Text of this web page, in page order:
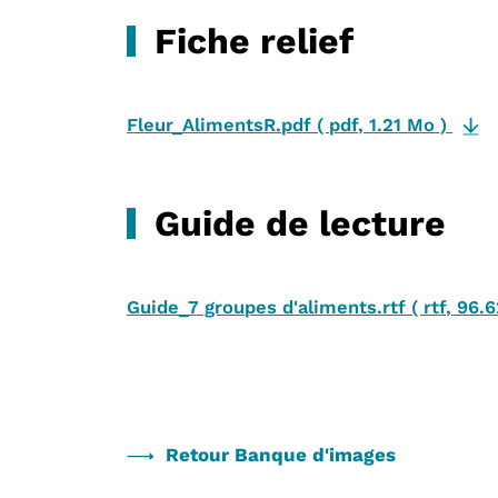
Fiche relief
Fleur_AlimentsR.pdf ( pdf, 1.21 Mo )
Guide de lecture
Guide_7 groupes d'aliments.rtf ( rtf,
Retour Banque d'images